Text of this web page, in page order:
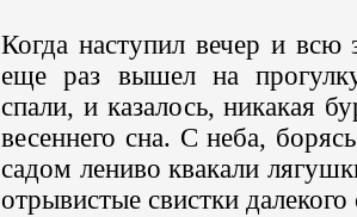
Когда наступил вечер и всю
еще раз вышел на
спали, и казалось, никакая
весеннего сна. С неба,
садом лениво квакали
отрывистые свистки далекого